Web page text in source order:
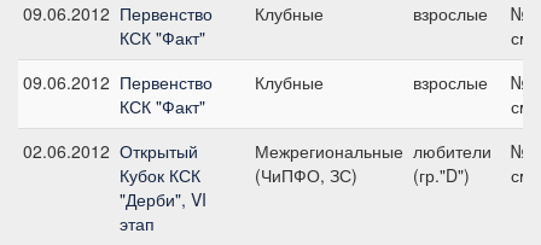
09.06.2012 Первенство
КСК "Факт"
Клубные взрослые
см
09.06.2012 Первенство
КСК "Факт"
Клубные взрослые
см
02.06.2012 Открытый
Кубок КСК
"Дерби", VI
этап
Межрегиональные
(ЧиПФО, ЗС)
любители
(гр."D")
см